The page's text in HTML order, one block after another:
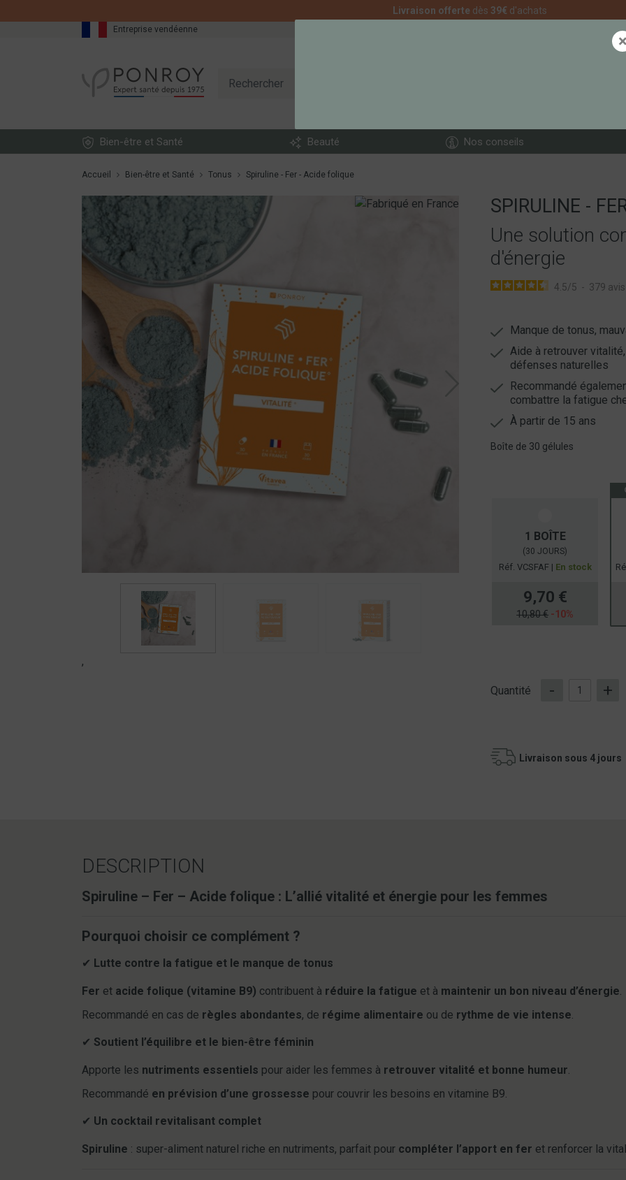
Livraison offerte dès 39€ d'achats
Bien-être et Santé Beauté Nos conseils
Entreprise vendéenne
Accueil Bien-être et Santé Tonus Spiruline - Fer - Acide folique
SPIRULINE -
Une solution
d'énergie
4.5/5 - 379 avis
Manque de tonus,
Aide à retrouver
défenses naturelles
Recommandé
combattre la fatigue
À partir de 15 ans
Boîte de 30 gélules
1 BOÎTE
(30 JOURS)
Réf. VCSFAF | En stock
9,70 €
10,80 € -10%
Quantité - +
Livraison sous 4 jours
,
CONSEILS
DESCRIPTION
Spiruline – Fer – Acide folique : L’allié vitalité et énergie pour les femmes
Pourquoi choisir ce complément ?
✔ Lutte contre la fatigue et le manque de tonus
Fer et acide folique (vitamine B9) contribuent à réduire la fatigue et à maintenir un bon niveau d’énergie.
Recommandé en cas de règles abondantes, de régime alimentaire ou de rythme de vie intense.
✔ Soutient l’équilibre et le bien-être féminin
Apporte les nutriments essentiels pour aider les femmes à retrouver vitalité et bonne humeur.
Recommandé en prévision d’une grossesse pour couvrir les besoins en vitamine B9.
✔ Un cocktail revitalisant complet
Spiruline : super-aliment naturel riche en nutriments, parfait pour compléter l’apport en fer et renforcer la